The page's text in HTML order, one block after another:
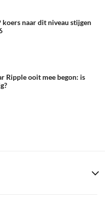
koers naar dit niveau stijgen
Ripple ooit mee begon: is